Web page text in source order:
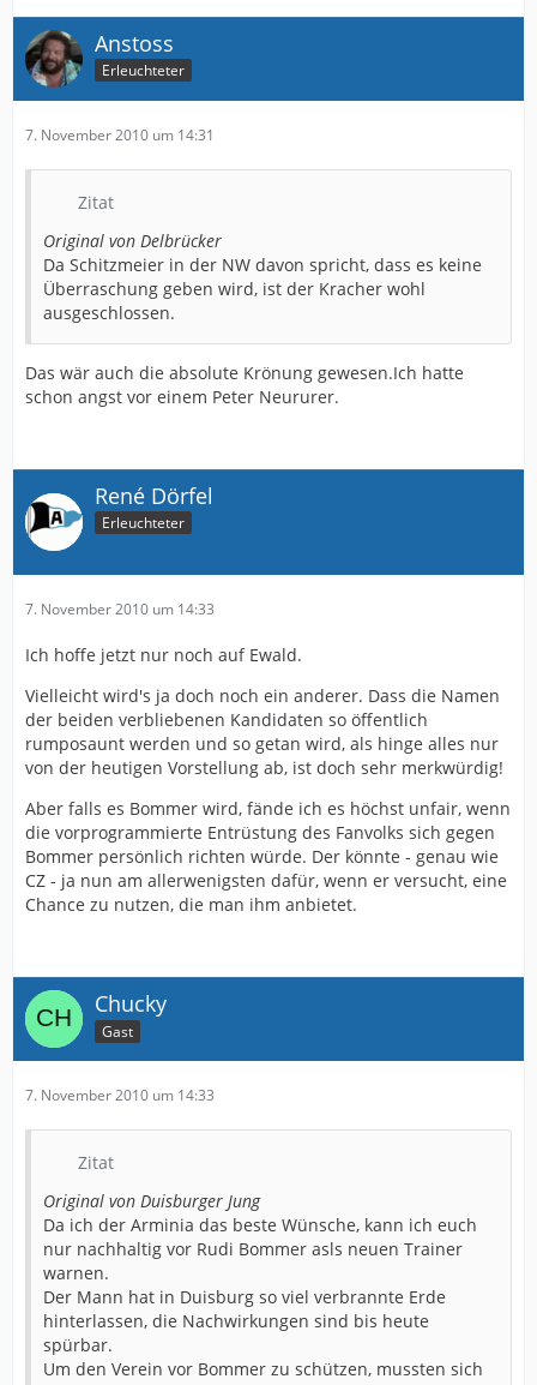
Anstoss
Erleuchteter
7. November 2010 um 14:31
Zitat
Original von Delbrücker
Da Schitzmeier in der NW davon spricht, dass es keine
Überraschung geben wird, ist der Kracher wohl
ausgeschlossen.
Das wär auch die absolute Krönung gewesen.Ich hatte
schon angst vor einem Peter Neururer.
René Dörfel
Erleuchteter
7. November 2010 um 14:33
Ich hoffe jetzt nur noch auf Ewald.
Vielleicht wird's ja doch noch ein anderer. Dass die Namen
der beiden verbliebenen Kandidaten so öffentlich
rumposaunt werden und so getan wird, als hinge alles nur
von der heutigen Vorstellung ab, ist doch sehr merkwürdig!
Aber falls es Bommer wird, fände ich es höchst unfair, wenn
die vorprogrammierte Entrüstung des Fanvolks sich gegen
Bommer persönlich richten würde. Der könnte - genau wie
CZ - ja nun am allerwenigsten dafür, wenn er versucht, eine
Chance zu nutzen, die man ihm anbietet.
Chucky
Gast
7. November 2010 um 14:33
Zitat
Original von Duisburger Jung
Da ich der Arminia das beste Wünsche, kann ich euch
nur nachhaltig vor Rudi Bommer asls neuen Trainer
warnen.
Der Mann hat in Duisburg so viel verbrannte Erde
hinterlassen, die Nachwirkungen sind bis heute
spürbar.
Um den Verein vor Bommer zu schützen, mussten sich